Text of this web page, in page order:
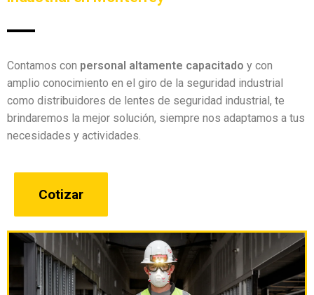
Contamos con personal altamente capacitado y con
amplio conocimiento en el giro de la seguridad industrial
como distribuidores de lentes de seguridad industrial, te
brindaremos la mejor solución, siempre nos adaptamos a tus
necesidades y actividades.
Cotizar